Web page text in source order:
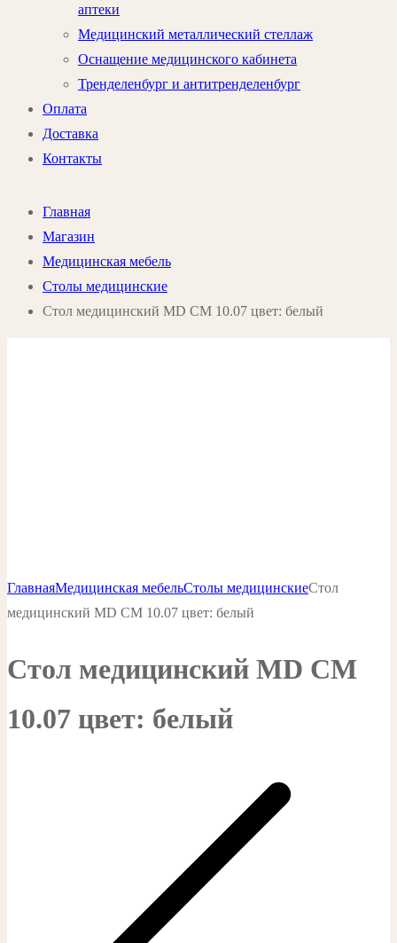
аптеки
Медицинский металлический стеллаж
Оснащение медицинского кабинета
Тренделенбург и антитренделенбург
Оплата
Доставка
Контакты
Главная
Магазин
Медицинская мебель
Столы медицинские
Стол медицинский MD СМ 10.07 цвет: белый
ГлавнаяМедицинская мебельСтолы медицинскиеСтол
медицинский MD СМ 10.07 цвет: белый
Стол медицинский MD СМ
10.07 цвет: белый